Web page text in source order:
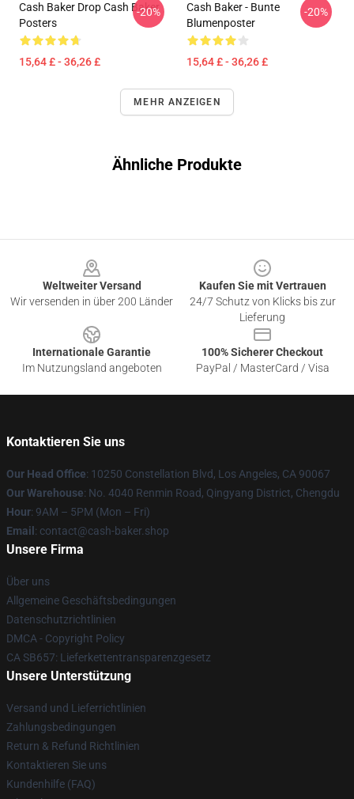
Cash Baker Drop Cash Baker
Posters
15,64 £ - 36,26 £
-20%
Cash Baker - Bunte
Blumenposter
15,64 £ - 36,26 £
-20%
MEHR ANZEIGEN
Ähnliche Produkte
Weltweiter Versand
Wir versenden in über 200 Länder
Kaufen Sie mit Vertrauen
24/7 Schutz von Klicks bis zur
Lieferung
Internationale Garantie
Im Nutzungsland angeboten
100% Sicherer Checkout
PayPal / MasterCard / Visa
Kontaktieren Sie uns
Our Head Office: 10250 Constellation Blvd, Los Angeles, CA 90067
Our Warehouse: No. 4040 Renmin Road, Qingyang District, Chengdu
Hour: 9AM – 5PM (Mon – Fri)
Email : contact@cash-baker.shop
Unsere Firma
Über uns
Allgemeine Geschäftsbedingungen
Datenschutzrichtlinien
DMCA - Copyright Policy
CA SB657: Lieferkettentransparenzgesetz
Unsere Unterstützung
Versand und Lieferrichtlinien
Zahlungsbedingungen
Return & Refund Richtlinien
Kontaktieren Sie uns
Kundenhilfe (FAQ)